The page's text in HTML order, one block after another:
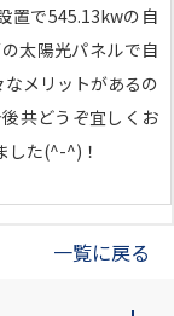
置で545.13kwの自
太陽光パネルで自
メリットがあるの
共どうぞ宜しくお
した(^-^)！
一覧に戻る